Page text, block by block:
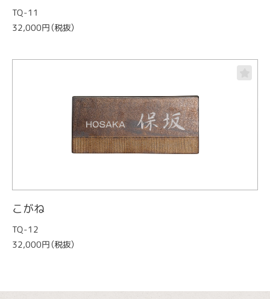
TQ-11
32,000円（税抜）
こがね
TQ-12
32,000円（税抜）